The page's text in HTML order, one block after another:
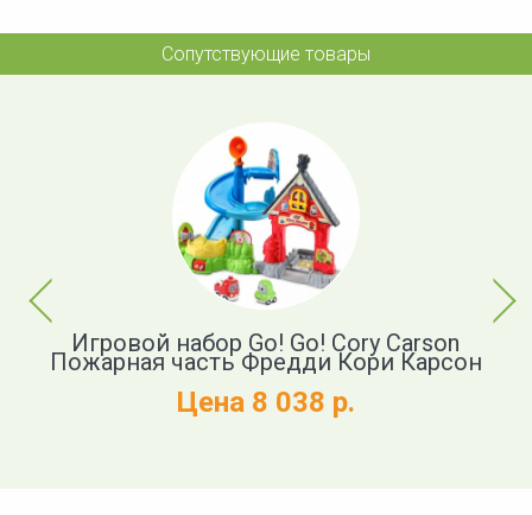
Сопутствующие товары
Previous
Игровой набор Go! Go! Cory Carson
Пожарная часть Фредди Кори Карсон
Цена 8 038 р.
Next